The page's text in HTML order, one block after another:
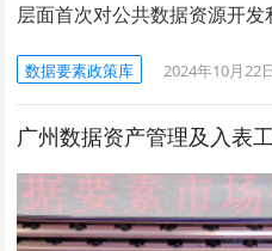
层面首次对公共数据资源开
数据要素政策库 2024年10月22
广州数据资产管理及入表